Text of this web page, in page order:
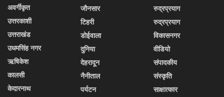
अवर्गीकृत
उत्तरकाशी
उत्तराखंड
उधमसिंह नगर
ऋषिकेश
कालसी
केदारनाथ
जौनसार
टिहरी
डोईवाला
दुनिया
देहरादून
नैनीताल
पर्यटन
रुद्रप्रयाग
रुद्रप्रयाग
विकासनगर
वीडियो
संपादकीय
संस्कृति
साक्षात्कार